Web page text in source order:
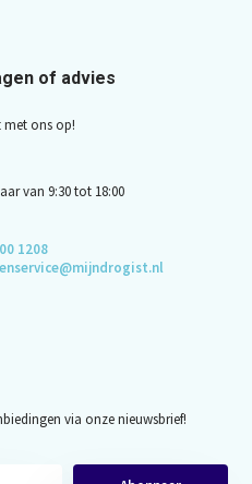
of advies
met ons op!
van 9:30 tot 18:00
1208
via onze nieuwsbrief!